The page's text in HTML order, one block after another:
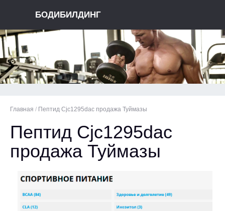
БОДИБИЛДИНГ
Главная / Пептид Cjc1295dac продажа Туймазы
Пептид Cjc1295dac
продажа Туймазы